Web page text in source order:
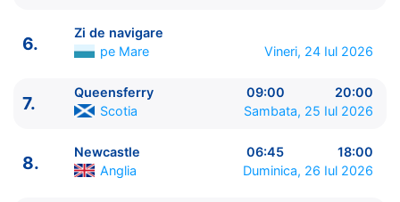
----------------------------------------
1. Southampton Anglia
Belfast Irlanda de Nord
07:00 - 18:30
4.
Liverpool Anglia
06:00 - 16:00
6.
Zi de navigare
0:00 - 0:00
Queensferry Scotia
09:00 - 20:00
6.
Zi de navigare
pe Mare
Vineri, 24 Iul 2026
7.
Queensferry 09:00
20:00
Scotia
Sambata, 25 Iul 2026
8.
Newcastle 06:45
18:00
Anglia
Duminica, 26 Iul 2026